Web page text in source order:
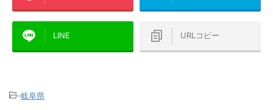
LINE URLコピー
-岐阜県